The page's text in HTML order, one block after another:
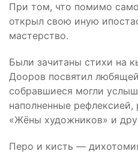
При том, что помимо
открыл свою иную
мастерство.
Были зачитаны стихи на
Дооров посвятил
собравшиеся могли
наполненные
«Жёны художников» и
Перо и кисть —